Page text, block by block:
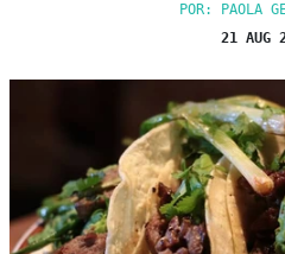
POR: PAOLA
21 AUG